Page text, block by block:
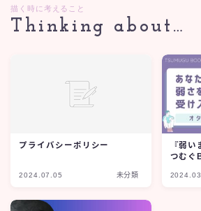
描く時に考えること
Thinking about…
プライバシーポリシー
2024.07.05 未分類
『弱い
つむぐ